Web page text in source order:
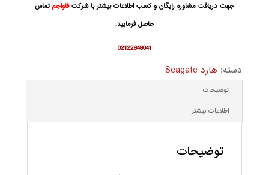
جهت دریافت مشاوره رایگان و کسب اطلاعات بیشتر با شرکتفاواجم تماس
حاصل فرمایید.
02122848041
دسته: هارد Seagate
توضیحات
اطلاعات بیشتر
توضیحات